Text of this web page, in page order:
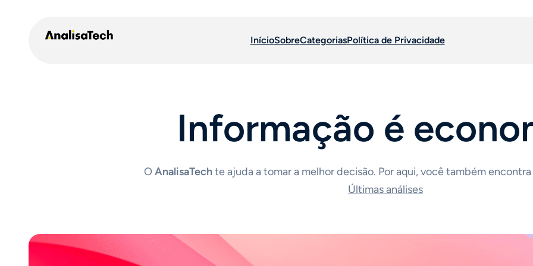
InícioSobreCategoriasPolítica de Privacidade
Informação é
O AnalisaTechte ajuda a tomar a melhor decisão. Por aqui, você também
Últimas análises